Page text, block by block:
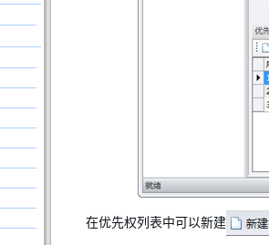
在优先权列表中可以新建